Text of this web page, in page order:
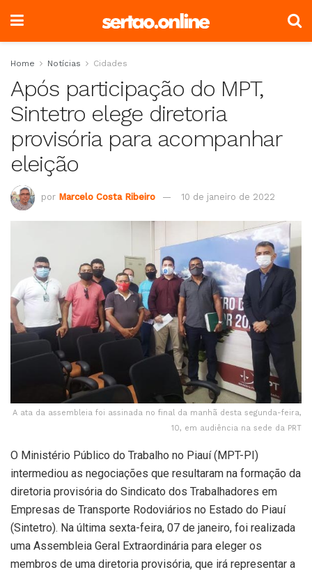
Home Notícias Cidades
Após participação do MPT,
Sintetro elege diretoria
provisória para acompanhar
eleição
por Marcelo Costa Ribeiro 10 de janeiro de 2022
A ata da assembleia foi assinada no final da manhã desta segunda-feira,
10, em audiência na sede da PRT
O Ministério Público do Trabalho no Piauí (MPT-PI)
intermediou as negociações que resultaram na formação da
diretoria provisória do Sindicato dos Trabalhadores em
Empresas de Transporte Rodoviários no Estado do Piauí
(Sintetro). Na última sexta-feira, 07 de janeiro, foi realizada
uma Assembleia Geral Extraordinária para eleger os
membros de uma diretoria provisória, que irá representar a